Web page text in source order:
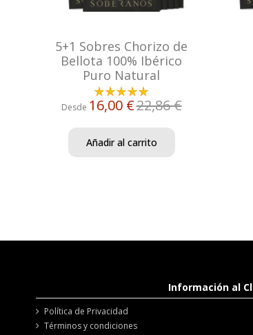
5+1 Sobres Chorizo de
Bellota 100% Ibérico
Puro Natural
Desde 16,00 €22,86 €
Añadir al carrito
Información al
Política de Privacidad
Términos y condiciones